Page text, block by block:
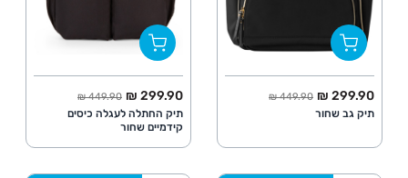
החל מ
299.90 ₪ מחיר מלא
449.90 ₪
תיק גב שחור
החל מ
299.90 ₪ מחיר מלא
449.90 ₪
תיק החתלה לעגלה כיסים
קידמיים שחור